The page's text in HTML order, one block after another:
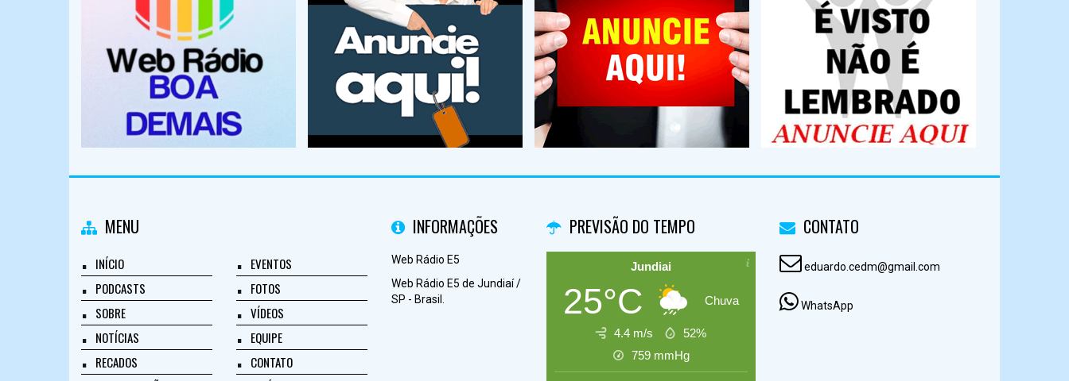
MENU
INÍCIO
PODCASTS
SOBRE
NOTÍCIAS
RECADOS
EVENTOS
FOTOS
VÍDEOS
EQUIPE
CONTATO
INFORMAÇÕES
Web Rádio E5
Web Rádio E5 de Jundiaí /
SP - Brasil.
PREVISÃO DO TEMPO
Jundiai
25°C Chuva
4.4 m/s
52%
759 mmHg
CONTATO
eduardo.cedm@gmail.com
WhatsApp